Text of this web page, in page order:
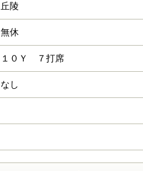
丘陵
無休
１０Ｙ ７打席
なし